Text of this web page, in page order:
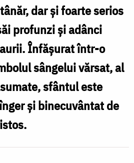
dar și foarte serios
profunzi și adânci
Înfășurat într-o
sângelui vărsat, al
sfântul este
și binecuvântat de